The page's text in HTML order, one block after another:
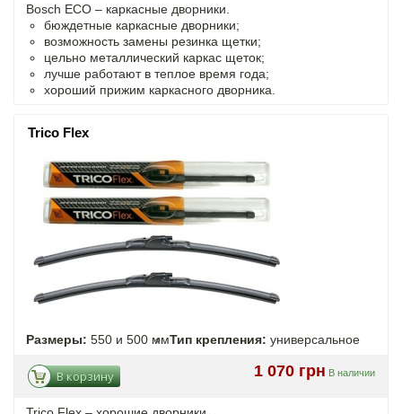
Bosch ECO – каркасные дворники.
бюждетные каркасные дворники;
возможность замены резинка щетки;
цельно металлический каркас щеток;
лучше работают в теплое время года;
хороший прижим каркасного дворника.
Trico Flex
Размеры: 550 и 500 ммТип крепления: универсальное
1 070 грн В наличии
В корзину